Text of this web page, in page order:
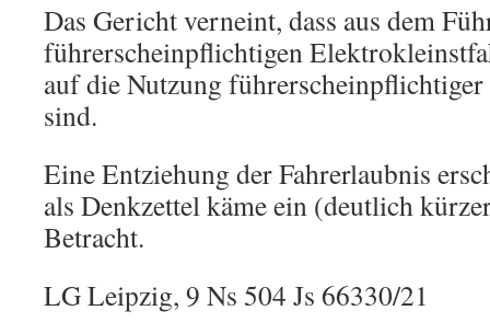
Das Gericht verneint, dass aus dem
führerscheinpflichtigen
auf die Nutzung
sind.
Eine Entziehung der Fahrerlaubnis
als Denkzettel käme ein (deutlich
Betracht.
LG Leipzig, 9 Ns 504 Js 66330/21